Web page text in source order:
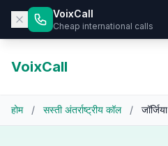
VoixCall
Cheap international calls
VoixCall
होम / सस्ती अंतर्राष्ट्रीय कॉल / जॉर्जिया